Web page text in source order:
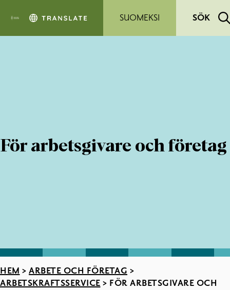
SUOMEKSI
SÖK
För arbetsgivare och företag
HEM > ARBETE OCH FÖRETAG >
ARBETSKRAFTSSERVICE > FÖR ARBETSGIVARE OCH